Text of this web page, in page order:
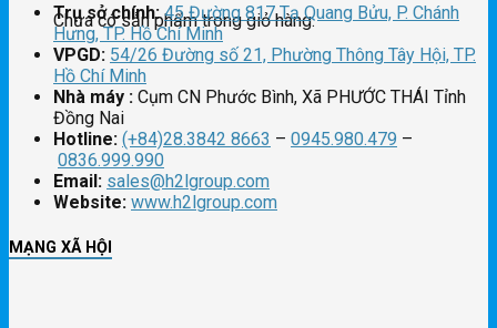
Chưa có sản phẩm trong giỏ hàng.
Trụ sở chính: 45 Đường 817 Tạ Quang Bửu, P. Chánh
Hưng, TP. Hồ Chí Minh
VPGD: 54/26 Đường số 21, Phường Thông Tây Hội, TP.
Hồ Chí Minh
Nhà máy : Cụm CN Phước Bình, Xã PHƯỚC THÁI Tỉnh
Đồng Nai
Hotline: (+84)28.3842 8663 – 0945.980.479 –
0836.999.990
Email: sales@h2lgroup.com
Website: www.h2lgroup.com
MẠNG XÃ HỘI